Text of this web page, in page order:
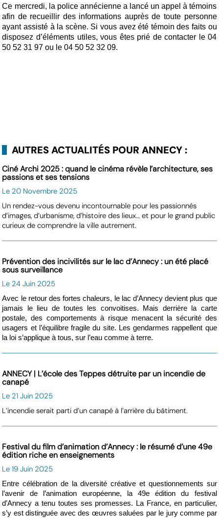
Ce mercredi, la police annécienne a lancé un appel à témoins
afin de recueillir des informations auprès de toute personne
ayant assisté à la scène. Si vous avez été témoin des faits ou
disposez d’éléments utiles, vous êtes prié de contacter le 04
50 52 31 97 ou le 04 50 52 32 09.
AUTRES ACTUALITÉS POUR ANNECY :
Ciné Archi 2025 : quand le cinéma révèle l’architecture, ses
passions et ses tensions
Le 20 Novembre 2025
Un rendez-vous devenu incontournable pour les passionnés
d’images, d’urbanisme, d’histoire des lieux… et pour le grand public
curieux de comprendre la ville autrement.
Prévention des incivilités sur le lac d’Annecy : un été placé
sous surveillance
Le 24 Juin 2025
Avec le retour des fortes chaleurs, le lac d’Annecy devient plus que
jamais le lieu de toutes les convoitises. Mais derrière la carte
postale, des comportements à risque menacent la sécurité des
usagers et l’équilibre fragile du site. Les gendarmes rappellent que
la loi s’applique à tous, sur l’eau comme à terre.
ANNECY | L’école des Teppes détruite par un incendie de
canapé
Le 21 Juin 2025
L’incendie serait parti d’un canapé à l’arrière du bâtiment.
Festival du film d’animation d’Annecy : le résumé d’une 49e
édition riche en enseignements
Le 19 Juin 2025
Entre célébration de la diversité créative et questionnements sur
l’avenir de l’animation européenne, la 49e édition du festival
d’Annecy a tenu toutes ses promesses. La France, en particulier,
s’y est distinguée avec des œuvres saluées par le jury comme par